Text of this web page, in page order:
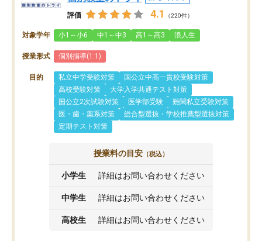
評価 4.1 （220件）
対象学年 小1～小6 中1～中3 高1～高3 浪人生
授業形式 個別指導(1:1)
目的 私立中学受験対策
国公立中高一貫校受験対策
高校受験対策
大学入学共通テスト対策
国公立2次試験対策
医学部受験
難関私立受験対策
医・歯・薬系対策
総合型選抜・学校推薦型選抜対策
定期テスト対策
授業料の目安 （税込）
小学生 詳細はお問い合わせください
中学生 詳細はお問い合わせください
高校生 詳細はお問い合わせください